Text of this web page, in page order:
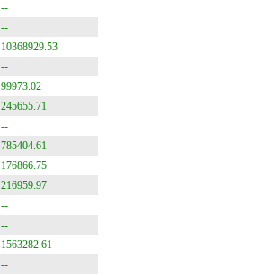
--
--
10368929.53
--
99973.02
245655.71
--
785404.61
176866.75
216959.97
--
--
1563282.61
--